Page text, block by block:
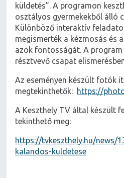
küldetés”. A programon
osztályos gyermekekből álló
Különböző interaktív
megismerték a kézmosás és
azok fontosságát. A program
résztvevő csapat
Az eseményen készült fotók
megtekinthetők: https://
A Keszthely TV által készült
tekinthető meg:
https://tvkeszthely.hu/news/
kalandos-kuldetese